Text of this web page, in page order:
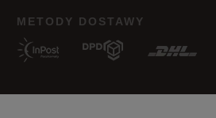
METODY DOSTAWY